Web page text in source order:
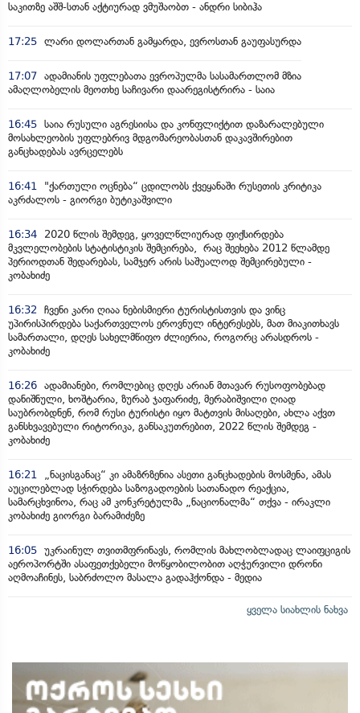
საკითზე აშშ-სთან აქტიურად ვმუშაობთ - ანდრი სიბიჰა
17:25 ლარი დოლართან გამყარდა, ევროსთან გაუფასურდა
17:07 ადამიანის უფლებათა ევროპულმა სასამართლომ მზია
ამაღლობელის მეოთხე საჩივარი დაარეგისტრირა - საია
16:45 საია რუსული აგრესიისა და კონფლიქტით დაზარალებული
მოსახლეობის უფლებრივ მდგომარეობასთან დაკავშირებით
განცხადებას ავრცელებს
16:41
"ქართული ოცნება“ ცდილობს ქვეყანაში რუსეთის კრიტიკა
აკრძალოს - გიორგი ბუტიკაშვილი
16:34
2020 წლის შემდეგ, ყოველწლიურად ფიქსირდება
მკვლელობების სტატისტიკის შემცირება, რაც შეეხება 2012 წლამდე
პერიოდთან შედარებას, სამჯერ არის საშუალოდ შემცირებული -
კობახიძე
16:32 ჩვენი კარი ღიაა ნებისმიერი ტურისტისთვის და ვინც
უპირისპირდება საქართველოს ეროვნულ ინტერესებს, მათ მიაკითხავს
სამართალი, დღეს სახელმწიფო ძლიერია, როგორც არასდროს -
კობახიძე
16:26 ადამიანები, რომლებიც დღეს არიან მთავარ რუსოფობებად
დანიშნული, ხოშტარია, ზურაბ ჯაფარიძე, მერაბიშვილი ღიად
საუბრობდნენ, რომ რუსი ტურისტი იყო მატთვის მისაღები, ახლა აქვთ
განსხვავებული რიტორიკა, განსაკუთრებით, 2022 წლის შემდეგ -
კობახიძე
16:21
„ნაცისგანაც“ კი ამაზრზენია ასეთი განცხადების მოსმენა, ამას
აუცილებლად სჭირდება საზოგადოების სათანადო რეაქცია,
სამარცხვინოა, რაც ამ კონკრეტულმა „ნაციონალმა“ თქვა - ირაკლი
კობახიძე გიორგი ბარამიძეზე
16:05 უკრაინულ თვითმფრინავს, რომლის მახლობლადაც ლაიფციგის
აეროპორტში ასაფეთქებელი მოწყობილობით აღჭურვილი დრონი
აღმოაჩინეს, საბრძოლო მასალა გადაჰქონდა - მედია
ყველა სიახლის ნახვა